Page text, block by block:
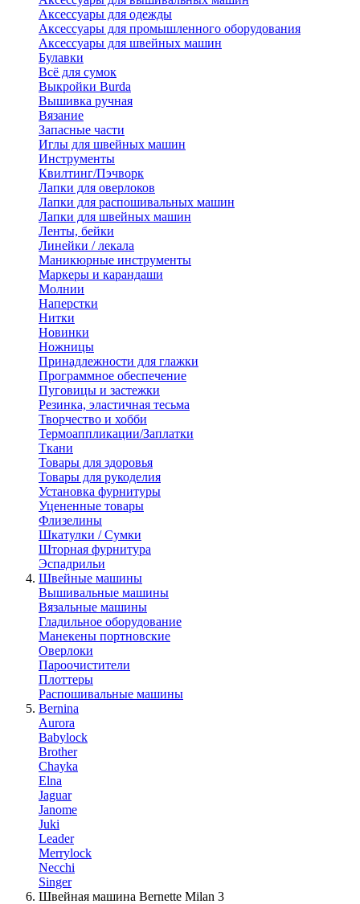
Аксессуары для одежды
Аксессуары для промышленного оборудования
Аксессуары для швейных машин
Булавки
Всё для сумок
Выкройки Burda
Вышивка ручная
Вязание
Запасные части
Иглы для швейных машин
Инструменты
Квилтинг/Пэчворк
Лапки для оверлоков
Лапки для распошивальных машин
Лапки для швейных машин
Ленты, бейки
Линейки / лекала
Маникюрные инструменты
Маркеры и карандаши
Молнии
Наперстки
Нитки
Новинки
Ножницы
Принадлежности для глажки
Программное обеспечение
Пуговицы и застежки
Резинка, эластичная тесьма
Творчество и хобби
Термоаппликации/Заплатки
Ткани
Товары для здоровья
Товары для рукоделия
Установка фурнитуры
Уцененные товары
Флизелины
Шкатулки / Сумки
Шторная фурнитура
Эспадрильи
Швейные машины
Вышивальные машины
Вязальные машины
Гладильное оборудование
Манекены портновские
Оверлоки
Пароочистители
Плоттеры
Распошивальные машины
Bernina
Aurora
Babylock
Brother
Chayka
Elna
Jaguar
Janome
Juki
Leader
Merrylock
Necchi
Singer
Швейная машина Bernette Milan 3